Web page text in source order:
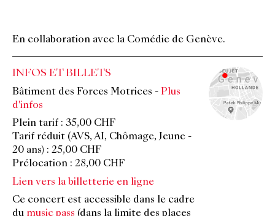
En collaboration avec la Comédie de Genève.
INFOS ET BILLETS
Bâtiment des Forces Motrices - Plus
d'infos
Plein tarif : 35,00 CHF
Tarif réduit (AVS, AI, Chômage, Jeune -
20 ans) : 25,00 CHF
Prélocation : 28,00 CHF
Lien vers la billetterie en ligne
Ce concert est accessible dans le cadre
du music pass (dans la limite des places